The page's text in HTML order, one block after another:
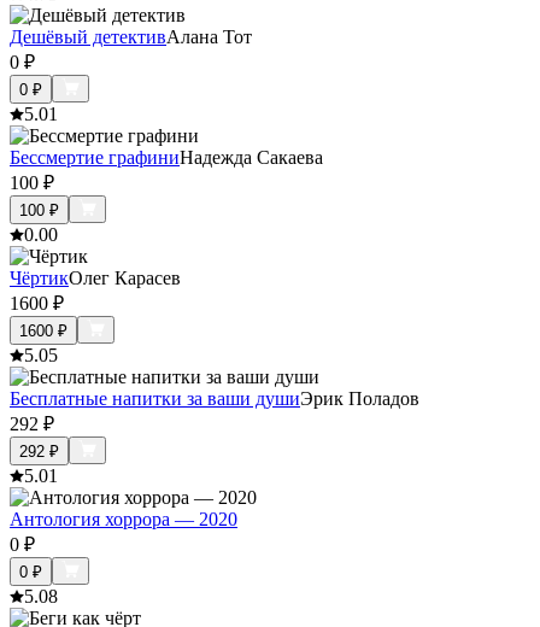
Дешёвый детективАлана Тот
0 ₽
0 ₽
5.01
Бессмертие графиниНадежда Сакаева
100 ₽
100 ₽
0.00
ЧёртикОлег Карасев
1600 ₽
1600 ₽
5.05
Бесплатные напитки за ваши душиЭрик Поладов
292 ₽
292 ₽
5.01
Антология хоррора — 2020
0 ₽
0 ₽
5.08